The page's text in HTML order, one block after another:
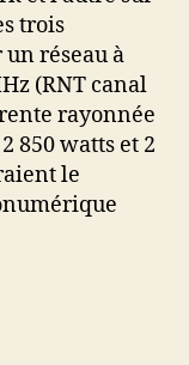
trois
réseau à
(RNT canal
rayonnée
850 watts et 2
le